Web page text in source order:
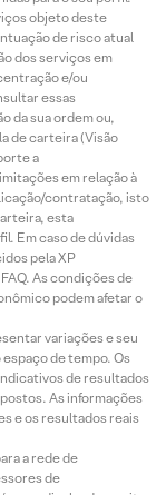
objeto deste
de risco atual
dos serviços em
e/ou
essas
da sua ordem ou,
de carteira (Visão
a
em relação à
contratação, isto
esta
Em caso de dúvidas
pela XP
As condições de
podem afetar o
variações e seu
de tempo. Os
de resultados
As informações
e os resultados reais
a rede de
de